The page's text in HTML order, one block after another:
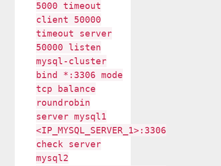
5000 timeout
client 50000
timeout server
50000 listen
mysql-cluster
bind *:3306 mode
tcp balance
roundrobin
server mysql1
<IP_MYSQL_SERVER_1>:3306
check server
mysql2